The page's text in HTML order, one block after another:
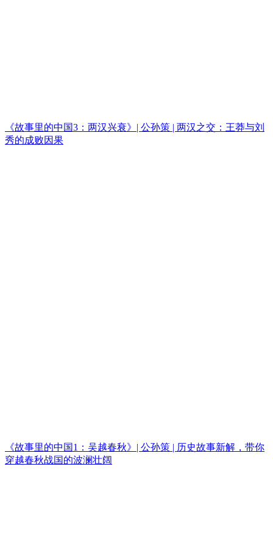
《故事里的中国3：两汉兴衰》| 公孙策 | 两汉之交：王莽与刘
秀的成败因果
《故事里的中国1：吴越春秋》| 公孙策 | 历史故事新解，带你
穿越春秋战国的波澜壮阔